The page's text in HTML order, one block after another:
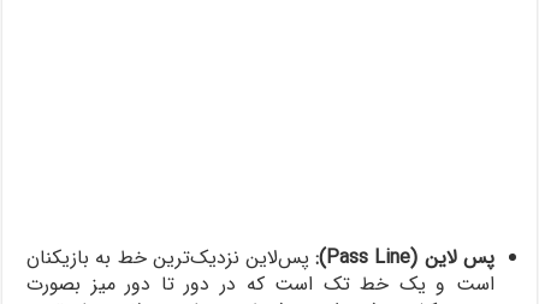
پس لاین (Pass Line
): پس‌لاین نزدیک‌ترین خط به بازیکنان
است و یک خط تک است که در دور تا دور میز بصورت